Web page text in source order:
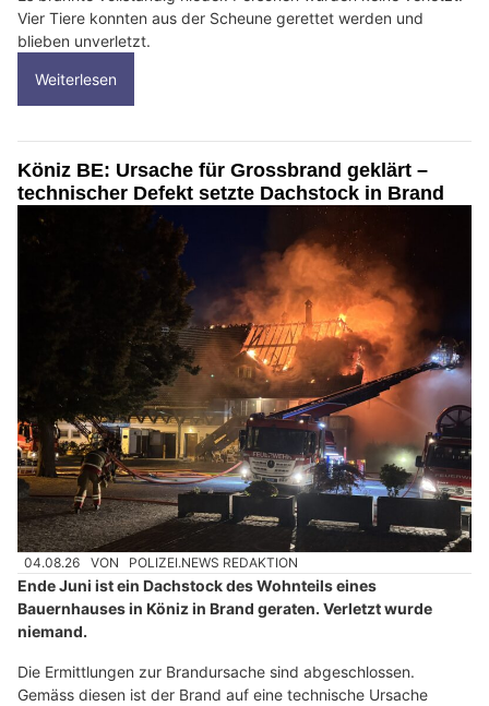
Vier Tiere konnten aus der Scheune gerettet werden und
blieben unverletzt.
Weiterlesen
Köniz BE: Ursache für Grossbrand geklärt –
technischer Defekt setzte Dachstock in Brand
04.08.26 VON POLIZEI.NEWS REDAKTION
Ende Juni ist ein Dachstock des Wohnteils eines
Bauernhauses in Köniz in Brand geraten. Verletzt wurde
niemand.
Die Ermittlungen zur Brandursache sind abgeschlossen.
Gemäss diesen ist der Brand auf eine technische Ursache